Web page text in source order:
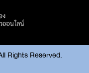
Rights Reserved.